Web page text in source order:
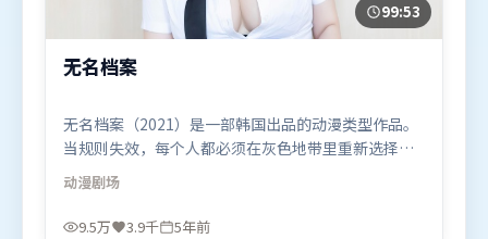
99:53
无名档案
无名档案（2021）是一部韩国出品的动漫类型作品。
当规则失效，每个人都必须在灰色地带里重新选择立
场与底线。摄影与美术共同营造出强烈地域气质，增
强沉浸感。由北野武执导，河正宇、汤唯、白宇，沈
腾、吴京、雷佳音等联袂出演。影片于2021年1月26
动漫剧场
9.5万 3.9千 5年前